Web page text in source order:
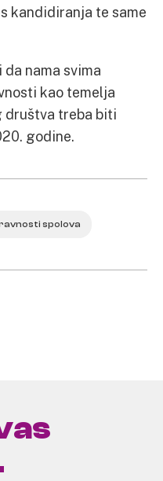
kandidiranja te same
nama svima
kao temelja
društva treba biti
godine.
spolova